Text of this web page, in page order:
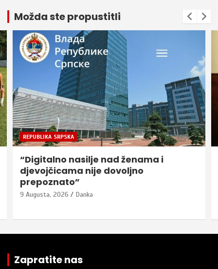
Možda ste propustitli
REPUBLIKA SRPSKA
“Digitalno nasilje nad ženama i
djevojčicama nije dovoljno
prepoznato”
9 Augusta, 2026 Danka
Zapratite nas